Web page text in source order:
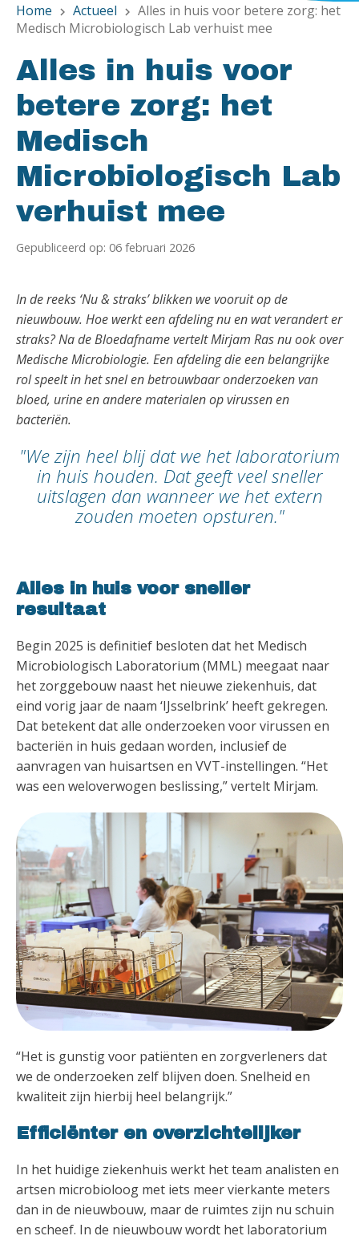
Home chevron_right Actueel chevron_right Alles in huis voor betere zorg: het
Medisch Microbiologisch Lab verhuist mee
Alles in huis voor
betere zorg: het
Medisch
Microbiologisch Lab
verhuist mee
Gepubliceerd op: 06 februari 2026
In de reeks ‘Nu & straks’ blikken we vooruit op de
nieuwbouw. Hoe werkt een afdeling nu en wat verandert er
straks? Na de Bloedafname vertelt Mirjam Ras nu ook over
Medische Microbiologie. Een afdeling die een belangrijke
rol speelt in het snel en betrouwbaar onderzoeken van
bloed, urine en andere materialen op virussen en
bacteriën.
"We zijn heel blij dat we het laboratorium
in huis houden. Dat geeft veel sneller
uitslagen dan wanneer we het extern
zouden moeten opsturen."
Alles in huis voor sneller
resultaat
Begin 2025 is definitief besloten dat het Medisch
Microbiologisch Laboratorium (MML) meegaat naar
het zorggebouw naast het nieuwe ziekenhuis, dat
eind vorig jaar de naam ‘IJsselbrink’ heeft gekregen.
Dat betekent dat alle onderzoeken voor virussen en
bacteriën in huis gedaan worden, inclusief de
aanvragen van huisartsen en VVT-instellingen. “Het
was een weloverwogen beslissing,” vertelt Mirjam.
“Het is gunstig voor patiënten en zorgverleners dat
we de onderzoeken zelf blijven doen. Snelheid en
kwaliteit zijn hierbij heel belangrijk.”
Efficiënter en overzichtelijker
In het huidige ziekenhuis werkt het team analisten en
artsen microbioloog met iets meer vierkante meters
dan in de nieuwbouw, maar de ruimtes zijn nu schuin
en scheef. In de nieuwbouw wordt het laboratorium